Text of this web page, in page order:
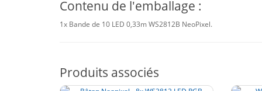
Contenu de l'emballage :
1x Bande de 10 LED 0,33m WS2812B NeoPixel.
Produits associés